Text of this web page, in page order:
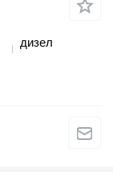
дизел